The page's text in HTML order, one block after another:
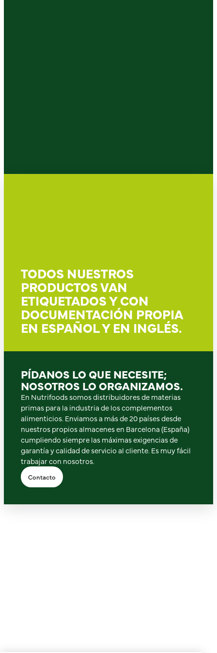
TODOS NUESTROS
PRODUCTOS VAN
ETIQUETADOS Y CON
DOCUMENTACIÓN PROPIA
EN ESPAÑOL Y EN INGLÉS.
PÍDANOS LO QUE NECESITE;
NOSOTROS LO ORGANIZAMOS.
En Nutrifoods somos distribuidores de materias
primas para la industria de los complementos
alimenticios. Enviamos a más de 20 países desde
nuestros propios almacenes en Barcelona (España)
cumpliendo siempre las máximas exigencias de
garantía y calidad de servicio al cliente. Es muy fácil
trabajar con nosotros.
Contacto